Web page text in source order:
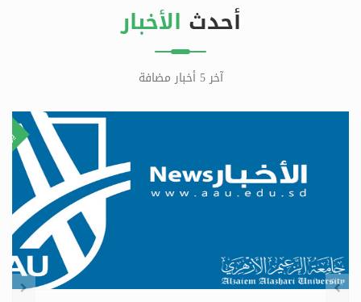
أحدث الأخبار
آخر 5 أخبار مضافة